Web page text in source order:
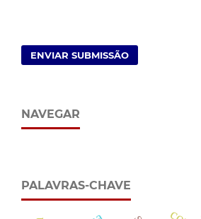
ENVIAR SUBMISSÃO
NAVEGAR
PALAVRAS-CHAVE